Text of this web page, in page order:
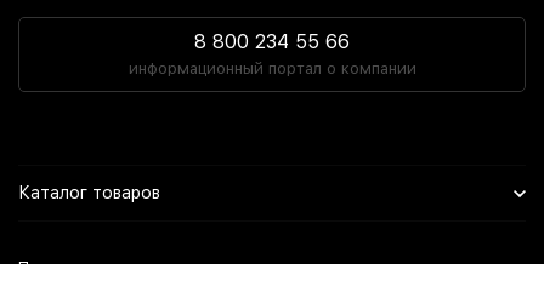
8 800 234 55 66
информационный портал о компании
Каталог товаров
Политика персональных данных